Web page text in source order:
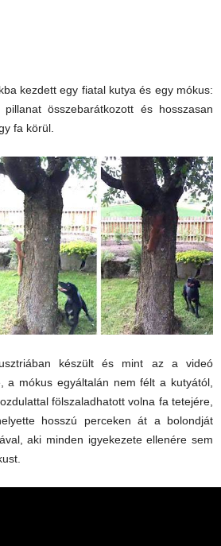
kezdett egy fiatal kutya és egy mókus:
összebarátkozott és hosszasan
fa körül.
készült és mint az a videó
a mókus egyáltalán nem félt a kutyától,
fölszaladhatott volna fa tetejére,
hosszú perceken át a bolondját
aki minden igyekezete ellenére sem